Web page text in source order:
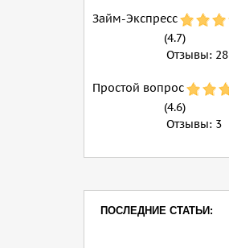
Займ-Экспресс
(4.7)
Отзывы: 28
Простой вопрос
(4.6)
Отзывы: 3
ПОСЛЕДНИЕ СТАТЬИ: